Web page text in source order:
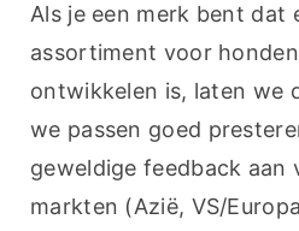
Als je een merk bent dat
assortiment voor
ontwikkelen is, laten we
we passen goed
geweldige feedback aan
markten (Azië, VS/